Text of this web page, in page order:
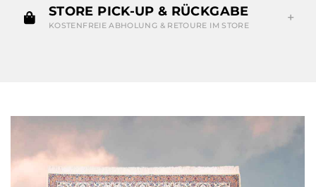
STORE PICK-UP & RÜCKGABE
KOSTENFREIE ABHOLUNG & RETOURE IM STORE